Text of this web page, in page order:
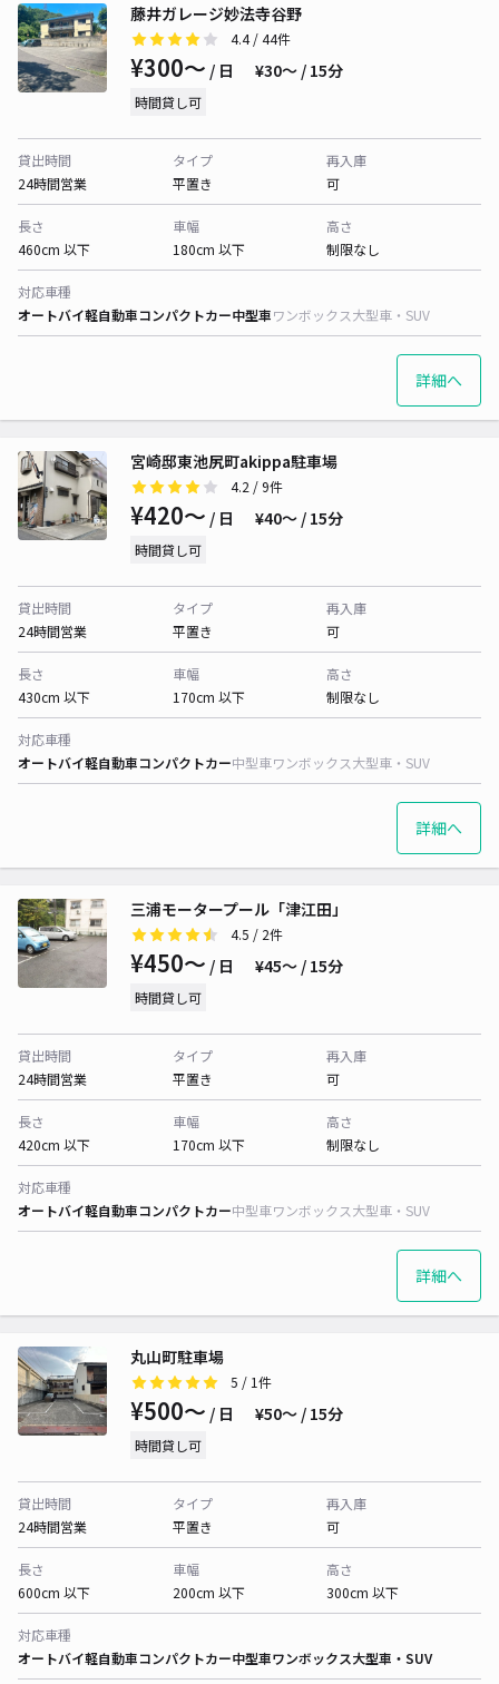
藤井ガレージ妙法寺谷野
4.4/ 44件
¥300〜 / 日 ¥30〜 / 15分
時間貸し可
貸出時間
24時間営業
タイプ
平置き
再入庫
可
長さ
460cm 以下
車幅
180cm 以下
高さ
制限なし
対応車種
オートバイ軽自動車コンパクトカー中型車ワンボックス大型車・SUV
詳細へ
宮崎邸東池尻町akippa駐車場
4.2 / 9件
¥420〜 / 日 ¥40〜 / 15分
時間貸し可
貸出時間
24時間営業
タイプ
平置き
再入庫
可
長さ
430cm 以下
車幅
170cm 以下
高さ
制限なし
対応車種
オートバイ軽自動車コンパクトカー中型車ワンボックス大型車・SUV
詳細へ
三浦モータープール「津江田」
4.5 / 2件
¥450〜 / 日 ¥45〜 / 15分
時間貸し可
貸出時間
24時間営業
タイプ
平置き
再入庫
可
長さ
420cm 以下
車幅
170cm 以下
高さ
制限なし
対応車種
オートバイ軽自動車コンパクトカー中型車ワンボックス大型車・SUV
詳細へ
丸山町駐車場
5 / 1件
¥500〜 / 日 ¥50〜 / 15分
時間貸し可
貸出時間
24時間営業
タイプ
平置き
再入庫
可
長さ
600cm 以下
車幅
200cm 以下
高さ
300cm 以下
対応車種
オートバイ軽自動車コンパクトカー中型車ワンボックス大型車・SUV